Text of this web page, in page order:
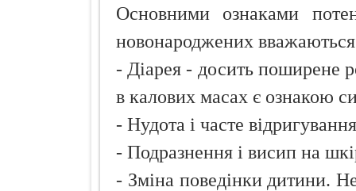
Основними ознаками
новонароджених вважаються
- Діарея - досить поширене
в калових масах є ознакою
- Нудота і часте
- Подразнення і висип на
- Зміна поведінки дитини.